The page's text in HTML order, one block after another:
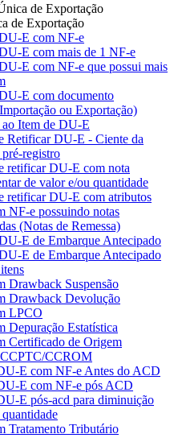
de Exportação
de Exportação
E com NF-e
E com mais de 1 NF-e
E com NF-e que possui mais
E com documento
ou Exportação)
Item de DU-E
Retificar DU-E - Ciente da
pré-registro
retificar DU-E com nota
de valor e/ou quantidade
retificar DU-E com atributos
NF-e possuindo notas
(Notas de Remessa)
E de Embarque Antecipado
E de Embarque Antecipado
Drawback Suspensão
Drawback Devolução
LPCO
Depuração Estatística
Certificado de Origem
CCROM
E com NF-e Antes do ACD
E com NF-e pós ACD
E pós-acd para diminuição
Tratamento Tributário